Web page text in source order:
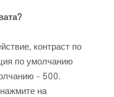
контраст по
по умолчанию
- 500.
на